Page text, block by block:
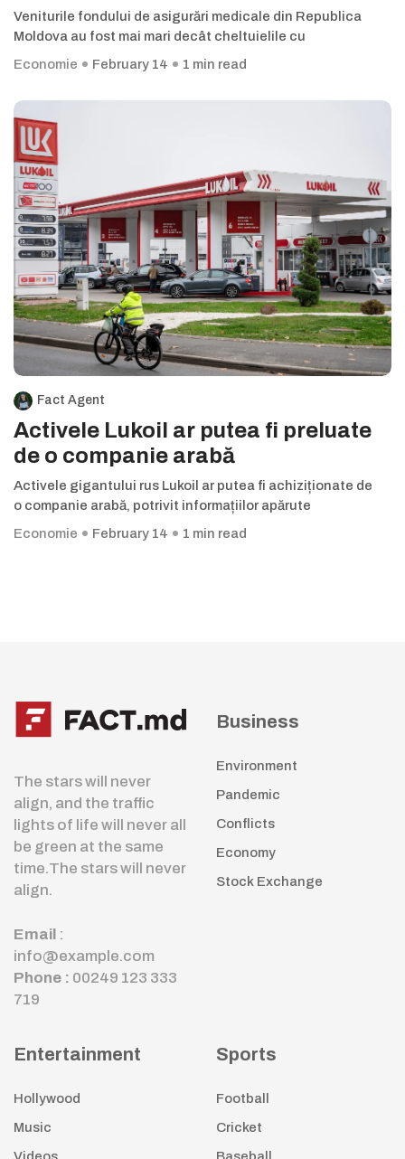
Veniturile fondului de asigurări medicale din Republica
Moldova au fost mai mari decât cheltuielile cu
Economie
February 14 1 min read
Fact Agent
Activele Lukoil ar putea fi preluate
de o companie arabă
Activele gigantului rus Lukoil ar putea fi achiziționate de
o companie arabă, potrivit informațiilor apărute
Economie
February 14 1 min read
The stars will never
align, and the traffic
lights of life will never all
be green at the same
time.The stars will never
align.
Email :
info@example.com
Phone : 00249 123 333
719
Business
Environment
Pandemic
Conflicts
Economy
Stock Exchange
Entertainment
Hollywood
Music
Videos
Sports
Football
Cricket
Baseball